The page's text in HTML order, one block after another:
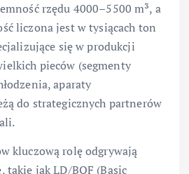
rzędu 4000–5500 m³, a
liczona jest w tysiącach ton
się w produkcji
pieców (segmenty
aparaty
do strategicznych partnerów
kluczową rolę odgrywają
jak LD/BOF (Basic